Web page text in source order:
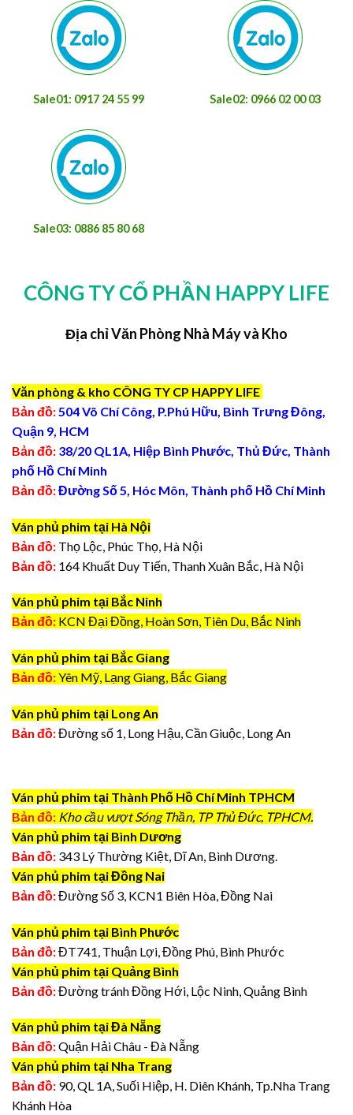
Sale01: 0917 24 55 99 Sale02: 0966 02 00 03
Sale03: 0886 85 80 68
CÔNG TY CỔ PHẦN HAPPY LIFE
Địa chỉ Văn Phòng Nhà Máy và Kho
Văn phòng & kho CÔNG TY CP HAPPY LIFE
Bản đồ: 504 Võ Chí Công, P.Phú Hữu, Bình Trưng Đông,
Quận 9, HCM
Bản đồ: 38/20 QL1A, Hiệp Bình Phước, Thủ Đức, Thành
phố Hồ Chí Minh
Bản đồ:Đường Số 5, Hóc Môn, Thành phố Hồ Chí Minh
Ván phủ phim tại Hà Nội
Bản đồ: Thọ Lộc, Phúc Thọ, Hà Nội
Bản đồ: 164 Khuất Duy Tiến, Thanh Xuân Bắc, Hà Nội
Ván phủ phim tại Bắc Ninh
Bản đồ: KCN Đại Đồng, Hoàn Sơn, Tiên Du, Bắc Ninh
Ván phủ phim tại Bắc Giang
Bản đồ:Yên Mỹ, Lạng Giang, Bắc Giang
Ván phủ phim tại Long An
Bản đồ:Đường số 1, Long Hậu, Cần Giuộc, Long An
Ván phủ phim tại Thành Phố Hồ Chí Minh TPHCM
Bản đồ: Kho cầu vượt Sóng Thần, TP Thủ Đức, TPHCM.
Ván phủ phim tại Bình Dương
Bản đồ: 343 Lý Thường Kiệt, Dĩ An, Bình Dương.
Ván phủ phim tại Đồng Nai
Bản đồ:Đường Số 3, KCN1 Biên Hòa, Đồng Nai
Ván phủ phim tại Bình Phước
Bản đồ:ĐT741, Thuận Lợi, Đồng Phú, Bình Phước
Ván phủ phim tại Quảng Bình
Bản đồ:Đường tránh Đồng Hới, Lộc Ninh, Quảng Bình
Ván phủ phim tại Đà Nẵng
Bản đồ:Quận Hải Châu - Đà Nẵng
Ván phủ phim tại Nha Trang
Bản đồ: 90, QL 1A, Suối Hiệp, H. Diên Khánh, Tp.Nha Trang
Khánh Hòa